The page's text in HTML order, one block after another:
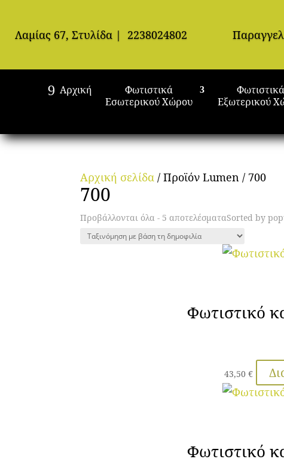
Λαμίας 67, Στυλίδα | 2238024802
Αρχική
Φωτιστικά
Εσωτερικού Χώρου
Φωτιστικά
Εξωτερικού
Αρχική σελίδα / Προϊόν Lumen / 700
700
Προβάλλονται όλα - 5 αποτελέσματαSorted by
Φωτιστικό
43,50 €
Φωτιστικό